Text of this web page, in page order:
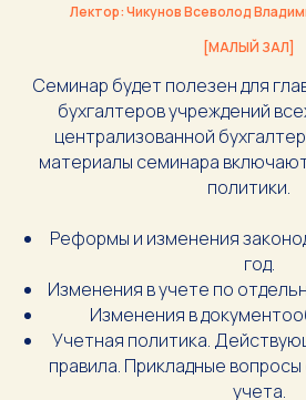
Лектор: Чикунов Всеволод
[МАЛЫЙ ЗАЛ]
Семинар будет полезен для
бухгалтеров учреждений
централизованной
материалы семинара
политики.
Реформы и изменения
год.
Изменения в учете по
Изменения в
Учетная политика.
правила. Прикладные
учета.